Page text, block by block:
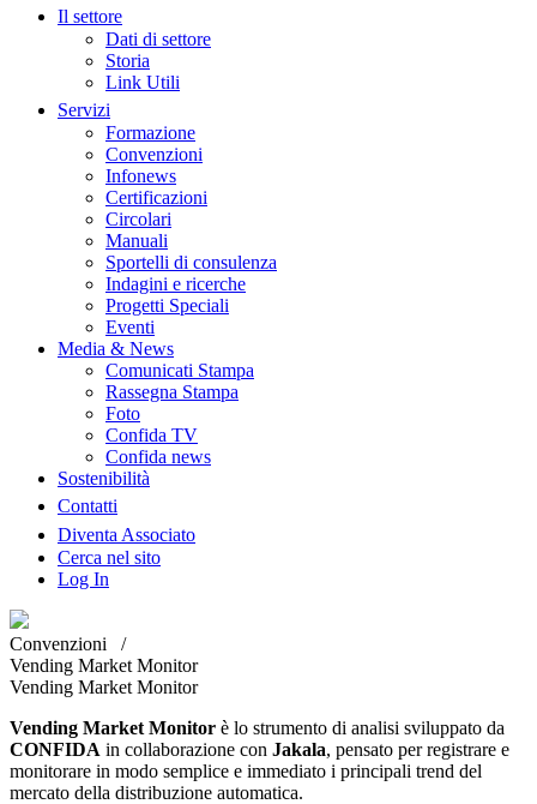
Il settore
Dati di settore
Storia
Link Utili
Servizi
Formazione
Convenzioni
Infonews
Certificazioni
Circolari
Manuali
Sportelli di consulenza
Indagini e ricerche
Progetti Speciali
Eventi
Media & News
Comunicati Stampa
Rassegna Stampa
Foto
Confida TV
Confida news
Sostenibilità
Contatti
Diventa Associato
Cerca nel sito
Log In
Convenzioni /
Vending Market Monitor
Vending Market Monitor
Vending Market Monitor è lo strumento di analisi sviluppato da
CONFIDA in collaborazione con Jakala, pensato per registrare e
monitorare in modo semplice e immediato i principali trend del
mercato della distribuzione automatica.